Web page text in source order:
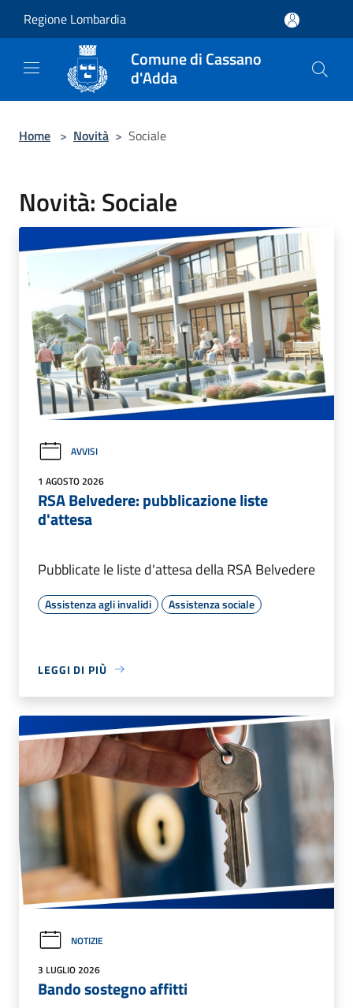
Regione Lombardia
Comune di Cassano
d'Adda
Home > Novità > Sociale
Novità: Sociale
AVVISI
1 AGOSTO 2026
RSA Belvedere: pubblicazione liste
d'attesa
Pubblicate le liste d'attesa della RSA Belvedere
Assistenza agli invalidi Assistenza sociale
LEGGI DI PIÙ
NOTIZIE
3 LUGLIO 2026
Bando sostegno affitti